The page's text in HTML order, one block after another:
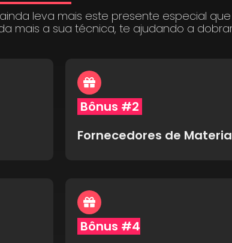
leva mais este presente especial
mais a sua técnica, te ajudando a
Bônus #2
Fornecedores de
Bônus #4